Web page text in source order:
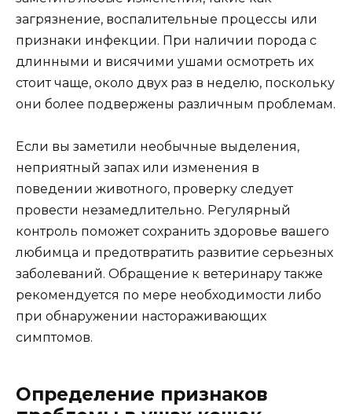
загрязнение, воспалительные процессы или
признаки инфекции. При наличии порода с
длинными и висячими ушами осмотреть их
стоит чаще, около двух раз в неделю, поскольку
они более подвержены различным проблемам.
Если вы заметили необычные выделения,
неприятный запах или изменения в
поведении животного, проверку следует
провести незамедлительно. Регулярный
контроль поможет сохранить здоровье вашего
любимца и предотвратить развитие серьезных
заболеваний. Обращение к ветеринару также
рекомендуется по мере необходимости либо
при обнаружении настораживающих
симптомов.
Определение признаков